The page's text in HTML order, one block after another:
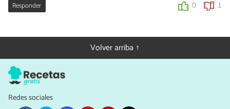
Responder 0 1
Volver arriba ↑
Redes sociales